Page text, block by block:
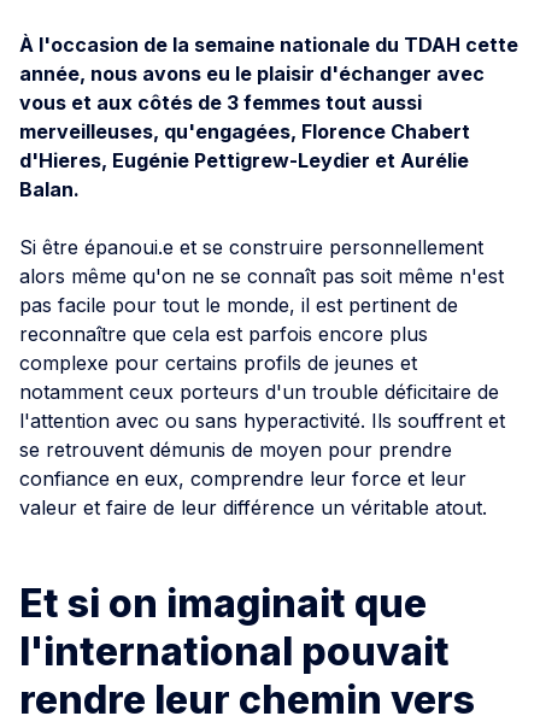
À l'occasion de la semaine nationale du TDAH cette
année, nous avons eu le plaisir d'échanger avec
vous et aux côtés de 3 femmes tout aussi
merveilleuses, qu'engagées, Florence Chabert
d'Hieres, Eugénie Pettigrew-Leydier et Aurélie
Balan.
Si être épanoui.e et se construire personnellement
alors même qu'on ne se connaît pas soit même n'est
pas facile pour tout le monde, il est pertinent de
reconnaître que cela est parfois encore plus
complexe pour certains profils de jeunes et
notamment ceux porteurs d'un trouble déficitaire de
l'attention avec ou sans hyperactivité. Ils souffrent et
se retrouvent démunis de moyen pour prendre
confiance en eux, comprendre leur force et leur
valeur et faire de leur différence un véritable atout.
Et si on imaginait que
l'international pouvait
rendre leur chemin vers